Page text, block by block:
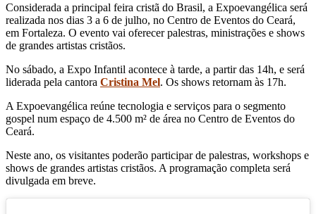
Considerada a principal feira cristã do Brasil, a Expoevangélica será
realizada nos dias 3 a 6 de julho, no Centro de Eventos do Ceará,
em Fortaleza. O evento vai oferecer palestras, ministrações e shows
de grandes artistas cristãos.
No sábado, a Expo Infantil acontece à tarde, a partir das 14h, e será
liderada pela cantora Cristina Mel. Os shows retornam às 17h.
A Expoevangélica reúne tecnologia e serviços para o segmento
gospel num espaço de 4.500 m² de área no Centro de Eventos do
Ceará.
Neste ano, os visitantes poderão participar de palestras, workshops e
shows de grandes artistas cristãos. A programação completa será
divulgada em breve.